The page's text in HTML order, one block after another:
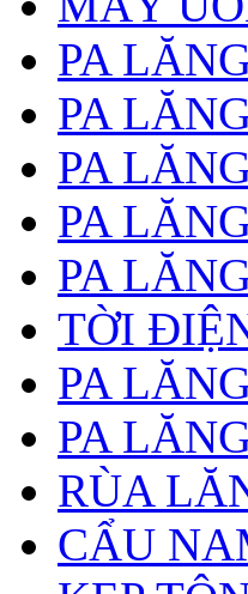
PA
PA
PA
PA
PA
TỜI
PA
PA
RÙA
CẨU